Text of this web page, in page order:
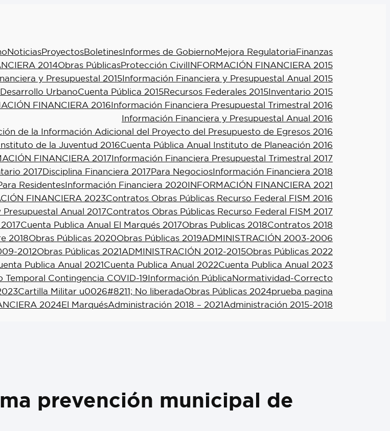
NoticiasProyectosBoletinesInformes de GobiernoMejora RegulatoriaFinanzas
2014Obras PúblicasProtección CivilINFORMACIÓN FINANCIERA 2015
y Presupuestal 2015Información Financiera y Presupuestal Anual 2015
UrbanoCuenta Pública 2015Recursos Federales 2015Inventario 2015
FINANCIERA 2016Información Financiera Presupuestal Trimestral 2016
Información Financiera y Presupuestal Anual 2016
de la Información Adicional del Proyecto del Presupuesto de Egresos 2016
de la Juventud 2016Cuenta Pública Anual Instituto de Planeación 2016
FINANCIERA 2017Información Financiera Presupuestal Trimestral 2017
2017Disciplina Financiera 2017Para NegociosInformación Financiera 2018
ResidentesInformación Financiera 2020INFORMACIÓN FINANCIERA 2021
FINANCIERA 2023Contratos Obras Públicas Recurso Federal FISM 2016
Anual 2017Contratos Obras Públicas Recurso Federal FISM 2017
Cuenta Publica Anual El Marqués 2017Obras Publicas 2018Contratos 2018
2018Obras Públicas 2020Obras Públicas 2019ADMINISTRACIÓN 2003-2006
2012Obras Públicas 2021ADMINISTRACIÓN 2012-2015Obras Públicas 2022
Publica Anual 2021Cuenta Publica Anual 2022Cuenta Publica Anual 2023
Temporal Contingencia COVID-19Información PúblicaNormatividad-Correcto
Cartilla Militar u0026#8211; No liberadaObras Públicas 2024prueba pagina
2024El MarquésAdministración 2018 – 2021Administración 2015-2018
prevención municipal de